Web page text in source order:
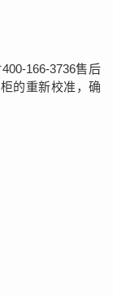
166-3736售后
的重新校准，确